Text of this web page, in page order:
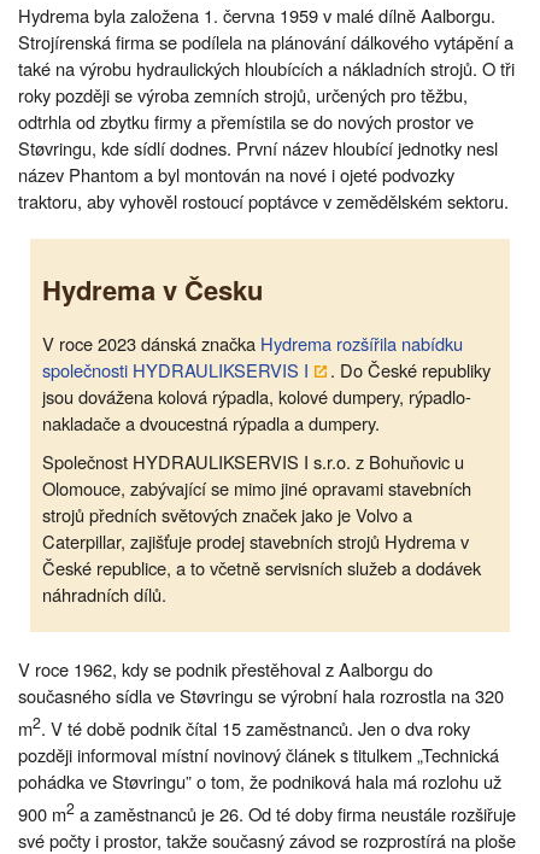
Hydrema byla založena 1. června 1959 v malé dílně Aalborgu.
Strojírenská firma se podílela na plánování dálkového vytápění a
také na výrobu hydraulických hloubících a nákladních strojů. O tři
roky později se výroba zemních strojů, určených pro těžbu,
odtrhla od zbytku firmy a přemístila se do nových prostor ve
Støvringu, kde sídlí dodnes. První název hloubící jednotky nesl
název Phantom a byl montován na nové i ojeté podvozky
traktoru, aby vyhověl rostoucí poptávce v zemědělském sektoru.
Hydrema v Česku
V roce 2023 dánská značka Hydrema rozšířila nabídku
společnosti HYDRAULIKSERVIS I
. Do České republiky
jsou dovážena kolová rýpadla, kolové dumpery, rýpadlo-
nakladače a dvoucestná rýpadla a dumpery.
Společnost HYDRAULIKSERVIS I s.r.o. z Bohuňovic u
Olomouce, zabývající se mimo jiné opravami stavebních
strojů předních světových značek jako je Volvo a
Caterpillar, zajišťuje prodej stavebních strojů Hydrema v
České republice, a to včetně servisních služeb a dodávek
náhradních dílů.
V roce 1962, kdy se podnik přestěhoval z Aalborgu do
současného sídla ve Støvringu se výrobní hala rozrostla na 320
m2. V té době podnik čítal 15 zaměstnanců. Jen o dva roky
později informoval místní novinový článek s titulkem „Technická
pohádka ve Støvringu” o tom, že podniková hala má rozlohu už
900 m2 a zaměstnanců je 26. Od té doby firma neustále rozšiřuje
své počty i prostor, takže současný závod se rozprostírá na ploše